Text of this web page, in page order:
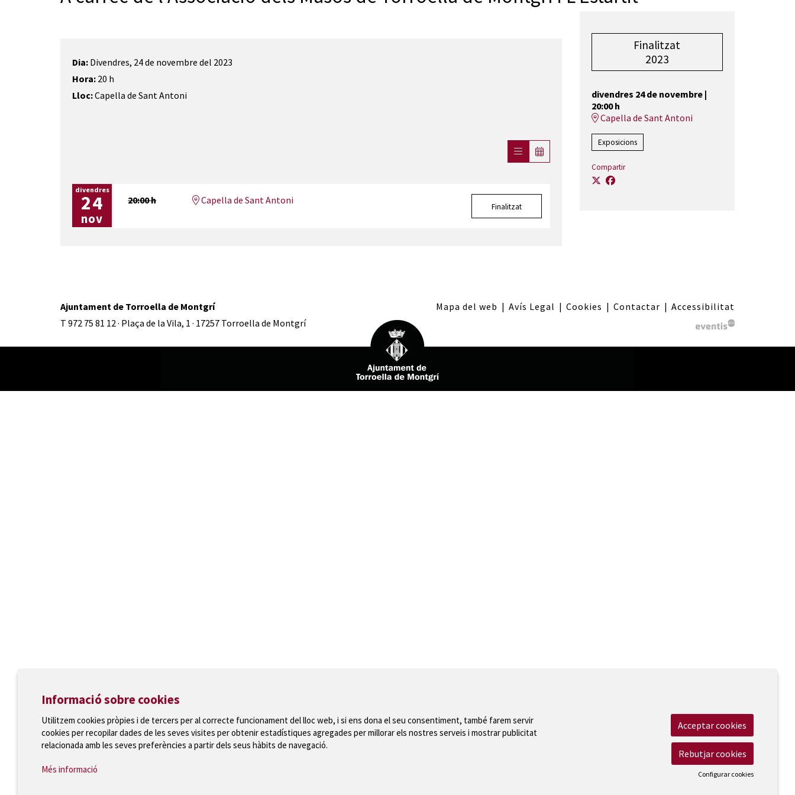
Dia: Divendres, 24 de novembre del 2023
Hora: 20 h
Lloc:Capella de Sant Antoni
divendres
24
nov
20:00 h Capella de Sant Antoni
Finalitzat
Finalitzat
2023
divendres 24 de novembre|
20:00 h
Capella de Sant Antoni
Exposicions
Compartir
Ajuntament de Torroella de Montgrí
T 972 75 81 12 · Plaça de la Vila, 1 · 17257 Torroella de Montgrí
Mapa del web | Avís Legal | Cookies | Contactar | Accessibilitat
Informació sobre cookies
Utilitzem cookies pròpies i de tercers per al correcte funcionament del lloc web, i si ens dona el seu consentiment, també farem servir
cookies per recopilar dades de les seves visites per obtenir estadístiques agregades per millorar els nostres serveis i mostrar publicitat
relacionada amb les seves preferències a partir dels seus hàbits de navegació.
Més informació
Acceptar cookies
Rebutjar cookies
Configurar cookies